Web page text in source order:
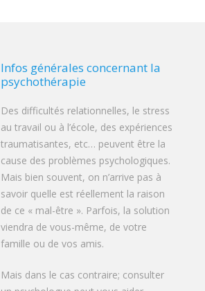
Infos générales concernant la
psychothérapie
Des difficultés relationnelles, le stress
au travail ou à l’école, des expériences
traumatisantes, etc… peuvent être la
cause des problèmes psychologiques.
Mais bien souvent, on n’arrive pas à
savoir quelle est réellement la raison
de ce « mal-être ». Parfois, la solution
viendra de vous-même, de votre
famille ou de vos amis.
Mais dans le cas contraire; consulter